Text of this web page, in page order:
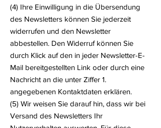
(4) Ihre Einwilligung in die Übersendung
des Newsletters können Sie jederzeit
widerrufen und den Newsletter
abbestellen. Den Widerruf können Sie
durch Klick auf den in jeder Newsletter-E-
Mail bereitgestellten Link oder durch eine
Nachricht an die unter Ziffer 1.
angegebenen Kontaktdaten erklären.
(5) Wir weisen Sie darauf hin, dass wir bei
Versand des Newsletters Ihr